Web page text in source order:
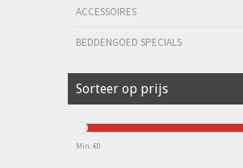
ACCESSOIRES
BEDDENGOED SPECIALS
Sorteer op prijs
Min: €0